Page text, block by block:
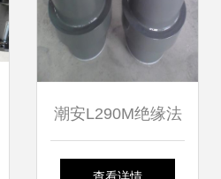
潮安L290M绝缘法
兰疑难解答全攻略